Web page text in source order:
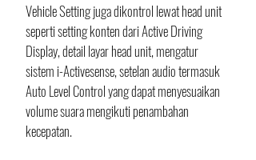
Vehicle Setting juga dikontrol lewat head unit
seperti setting konten dari Active Driving
Display, detail layar head unit, mengatur
sistem i-Activesense, setelan audio termasuk
Auto Level Control yang dapat menyesuaikan
volume suara mengikuti penambahan
kecepatan.